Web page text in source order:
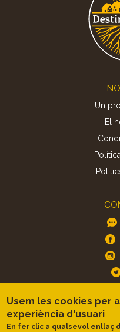
Un
El
Usem les cookies per
experiència d'usuari
En fer clic a qualsevol enllaç